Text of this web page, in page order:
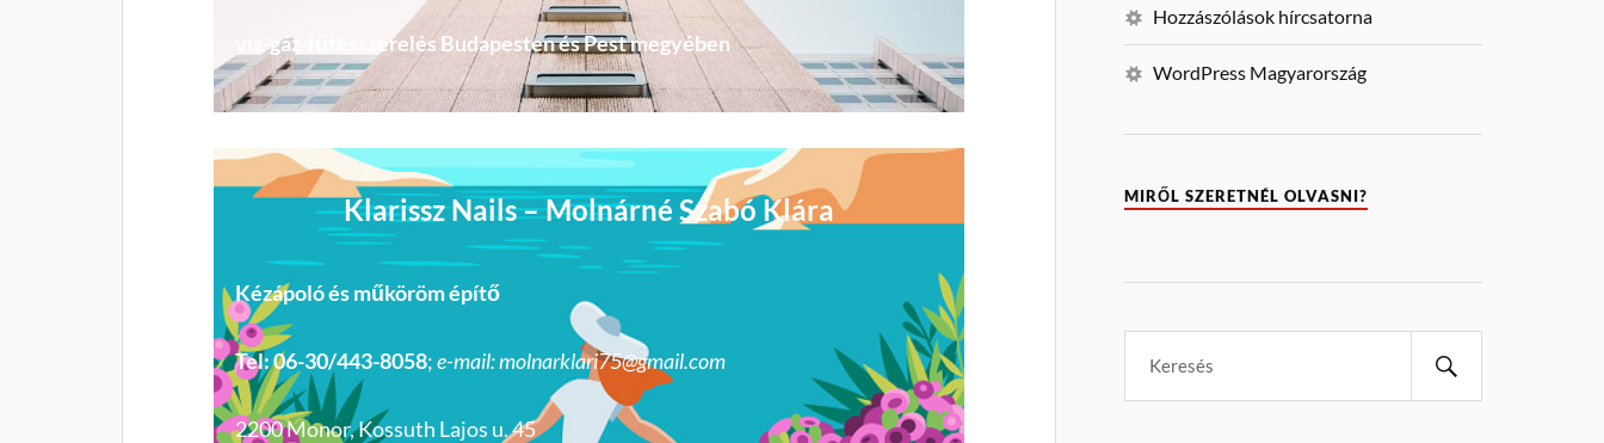
víz-gáz-fűtésszerelés Budapesten és Pest megyében
Klarissz Nails – Molnárné Szabó Klára
Kézápoló és műköröm építő
Tel: 06-30/443-8058;e-mail: molnarklari75@gmail.com
2200 Monor, Kossuth Lajos u. 45
Hozzászólások hírcsatorna
WordPress Magyarország
MIRŐL SZERETNÉL OLVASNI?